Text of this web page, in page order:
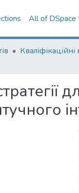
All of DSpace